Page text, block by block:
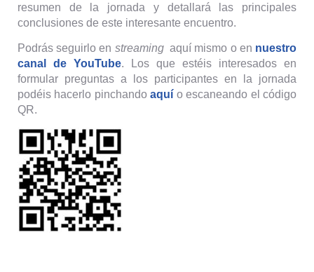
resumen de la jornada y detallará las principales
conclusiones de este interesante encuentro.
Podrás seguirlo en streaming aquí mismo o en nuestro
canal de YouTube. Los que estéis interesados en
formular preguntas a los participantes en la jornada
podéis hacerlo pinchandoaquí o escaneando el código
QR.